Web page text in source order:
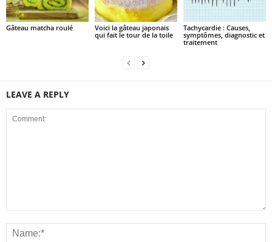
Gâteau matcha roulé
Voici la gâteau japonais
qui fait le tour de la toile
Tachycardie : Causes,
symptômes, diagnostic et
traitement
LEAVE A REPLY